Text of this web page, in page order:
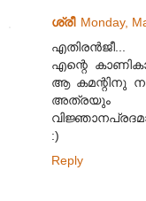
ശ്രീ Monday,
എതിരന്‍‌ജീ...
എന്റെ
ആ കമന്റിനു
അത്രയും
:)
Reply